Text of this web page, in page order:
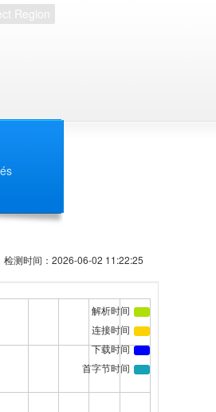
Region
检测时间：2026-06-02 11:22:25